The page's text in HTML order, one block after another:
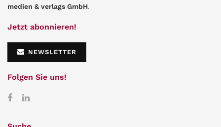
medien & verlags GmbH.
Jetzt abonnieren!
NEWSLETTER
Folgen Sie uns!